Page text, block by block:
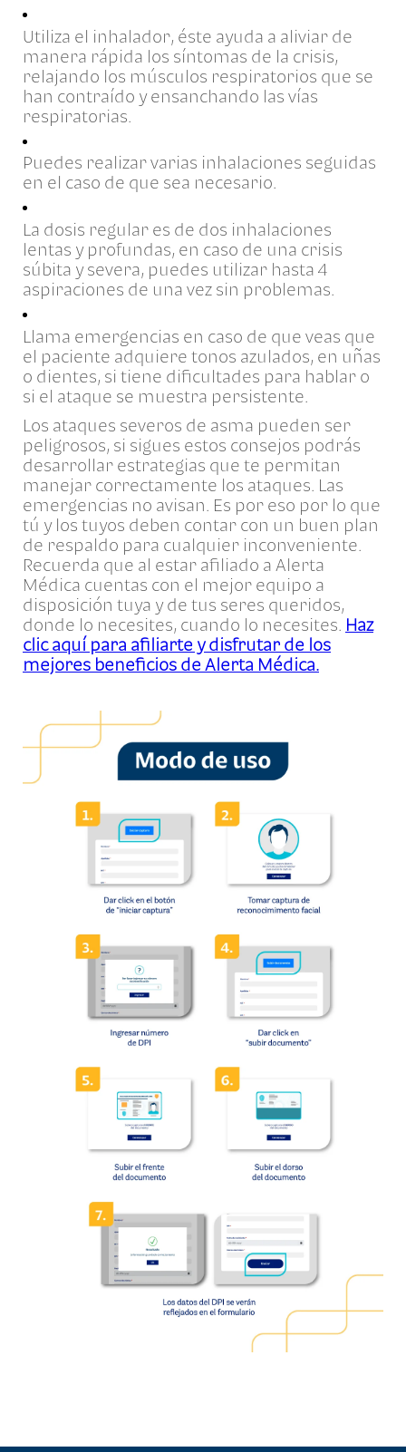
Utiliza el inhalador, éste ayuda a aliviar de
manera rápida los síntomas de la crisis,
relajando los músculos respiratorios que se
han contraído y ensanchando las vías
respiratorias.
Puedes realizar varias inhalaciones seguidas
en el caso de que sea necesario.
La dosis regular es de dos inhalaciones
lentas y profundas, en caso de una crisis
súbita y severa, puedes utilizar hasta 4
aspiraciones de una vez sin problemas.
Llama emergencias en caso de que veas que
el paciente adquiere tonos azulados, en uñas
o dientes, si tiene dificultades para hablar o
si el ataque se muestra persistente.
Los ataques severos de asma pueden ser
peligrosos, si sigues estos consejos podrás
desarrollar estrategias que te permitan
manejar correctamente los ataques. Las
emergencias no avisan. Es por eso por lo que
tú y los tuyos deben contar con un buen plan
de respaldo para cualquier inconveniente.
Recuerda que al estar afiliado a Alerta
Médica cuentas con el mejor equipo a
disposición tuya y de tus seres queridos,
donde lo necesites, cuando lo necesites. Haz
clic aquí para afiliarte y disfrutar de los
mejores beneficios de Alerta Médica.